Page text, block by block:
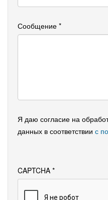
Сообщение *
Я даю согласие на
данных в соответствии с
CAPTCHA *